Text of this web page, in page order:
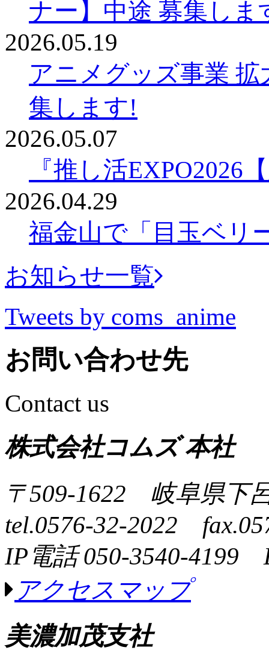
ナー】中途 募集しま
2026.05.19
アニメグッズ事業
集します!
2026.05.07
『推し活EXPO2026
2026.04.29
福金山で「目玉ベリ
お知らせ一覧
Tweets by coms_anime
お問い合わせ先
Contact us
株式会社コムズ 本社
〒509-1622 岐阜県下
tel.0576-32-2022
IP電話 050-3540-4199
アクセスマップ
美濃加茂支社